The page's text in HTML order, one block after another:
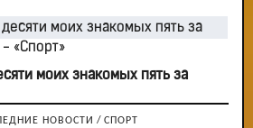
моих знакомых пять за
НОВОСТИ / СПОРТ